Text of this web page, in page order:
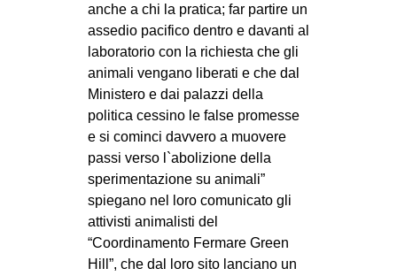
anche a chi la pratica; far partire un
assedio pacifico dentro e davanti al
laboratorio con la richiesta che gli
animali vengano liberati e che dal
Ministero e dai palazzi della
politica cessino le false promesse
e si cominci davvero a muovere
passi verso l`abolizione della
sperimentazione su animali”
spiegano nel loro comunicato gli
attivisti animalisti del
“Coordinamento Fermare Green
Hill”, che dal loro sito lanciano un